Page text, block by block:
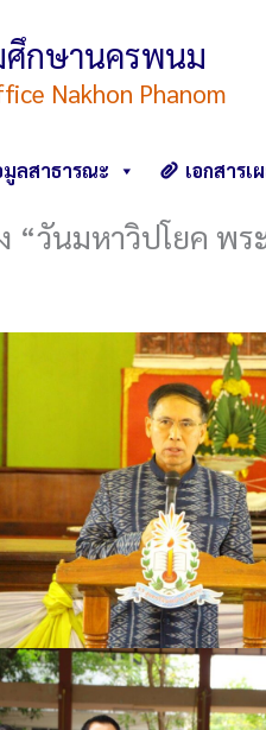
ศึกษานครพนม
Nakhon Phanom
มูลสาธารณะ เอกสารเ
“วันมหาวิปโยค พ